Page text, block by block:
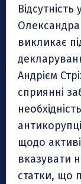
викликає
Андрієм
сприянні
щодо
вказувати
статки, що